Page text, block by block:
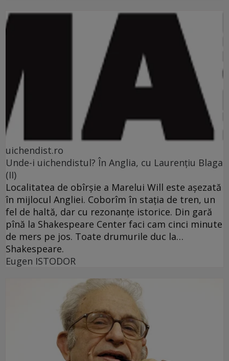
uichendist.ro
Unde-i uichendistul? În Anglia, cu Laurenţiu Blaga
(II)
Localitatea de obîrşie a Marelui Will este aşezată
în mijlocul Angliei. Coborîm în staţia de tren, un
fel de haltă, dar cu rezonanţe istorice. Din gară
pînă la Shakespeare Center faci cam cinci minute
de mers pe jos. Toate drumurile duc la…
Shakespeare.
Eugen ISTODOR